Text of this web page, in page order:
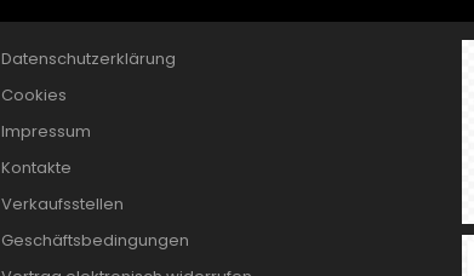
Datenschutzerklärung
Cookies
Impressum
Kontakte
Verkaufsstellen
Geschäftsbedingungen